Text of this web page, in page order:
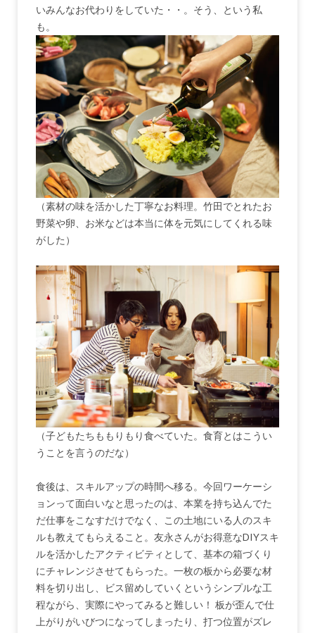
いみんなお代わりをしていた・・。そう、という私
も。
（素材の味を活かした丁寧なお料理。竹田でとれたお
野菜や卵、お米などは本当に体を元気にしてくれる味
がした）
（子どもたちももりもり食べていた。食育とはこうい
うことを言うのだな）
食後は、スキルアップの時間へ移る。今回ワーケーシ
ョンって面白いなと思ったのは、本業を持ち込んでた
だ仕事をこなすだけでなく、この土地にいる人のスキ
ルも教えてもらえること。友永さんがお得意なDIYスキ
ルを活かしたアクティビティとして、基本の箱づくり
にチャレンジさせてもらった。一枚の板から必要な材
料を切り出し、ビス留めしていくというシンプルな工
程ながら、実際にやってみると難しい！ 板が歪んで仕
上がりがいびつになってしまったり、打つ位置がズレ